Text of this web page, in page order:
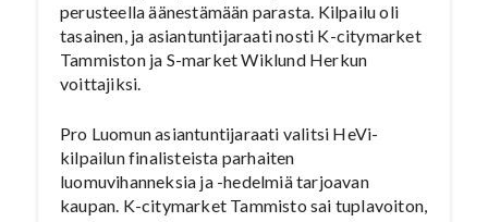
perusteella äänestämään parasta. Kilpailu oli
tasainen, ja asiantuntijaraati nosti K-citymarket
Tammiston ja S-market Wiklund Herkun
voittajiksi.
Pro Luomun asiantuntijaraati valitsi HeVi-
kilpailun finalisteista parhaiten
luomuvihanneksia ja -hedelmiä tarjoavan
kaupan. K-citymarket Tammisto sai tuplavoiton,